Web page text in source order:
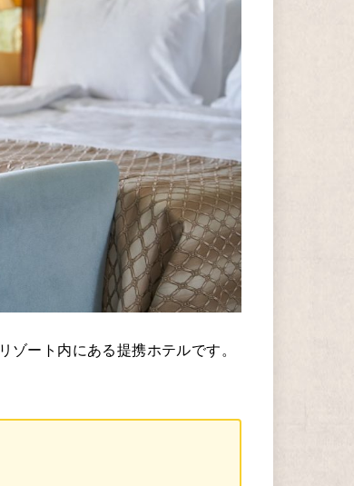
ート内にある提携ホテルです。